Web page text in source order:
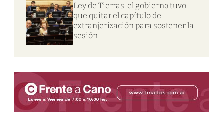
Ley de Tierras: el gobierno tuvo
que quitar el capítulo de
extranjerización para sostener la
sesión